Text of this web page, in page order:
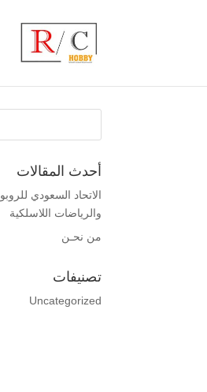
أحدث المقالات
الاتحاد السعودي
والرياضات اللاسلكية
من نحـن
تصنيفات
Uncategorized